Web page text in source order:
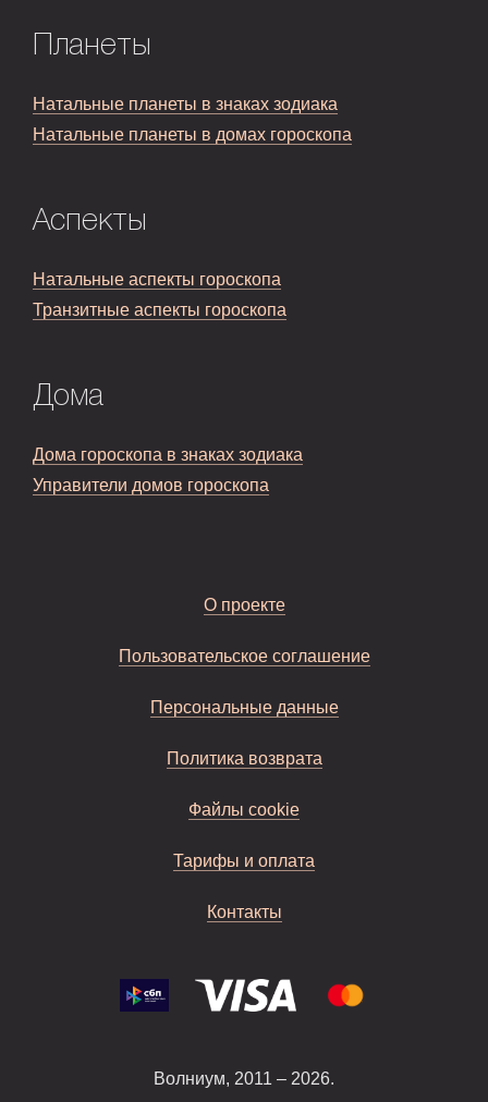
Планеты
Натальные планеты в знаках зодиака
Натальные планеты в домах гороскопа
Аспекты
Натальные аспекты гороскопа
Транзитные аспекты гороскопа
Дома
Дома гороскопа в знаках зодиака
Управители домов гороскопа
О проекте
Пользовательское соглашение
Персональные данные
Политика возврата
Файлы cookie
Тарифы и оплата
Контакты
Волниум, 2011 – 2026.